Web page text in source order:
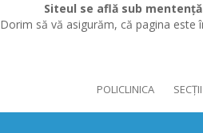
Siteul se află sub
Dorim să vă asigurăm, că pagina
POLICLINICA SECȚII